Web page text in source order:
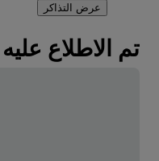
عرض التذاكر
تم الاطلاع عليه